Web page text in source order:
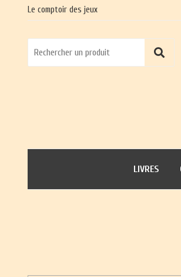
Le comptoir des jeux
LIVRES